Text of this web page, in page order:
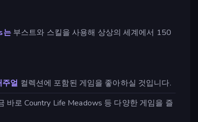
는부스트와 스킬을 사용해 상상의 세계에서 150
주얼 컬렉션에 포함된 게임을 좋아하실 것입니다.
바로 Country Life Meadows 등 다양한 게임을 즐